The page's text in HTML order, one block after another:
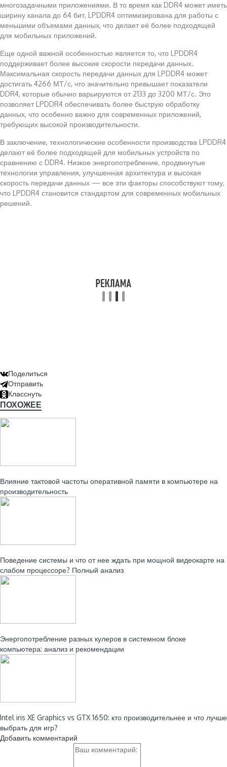
многозадачными приложениями. В то время как DDR4 может иметь
ширину канала до 64 бит, LPDDR4 оптимизирована для работы с
меньшими объемами данных, что делает её более подходящей
для мобильных приложений.
Еще одной важной особенностью является то, что LPDDR4
поддерживает более высокие скорости передачи данных.
Максимальная скорость передачи данных для LPDDR4 может
достигать 4266 МТ/с, что значительно превышает показатели
DDR4, которые обычно варьируются от 2133 до 3200 МТ/с. Это
позволяет LPDDR4 обеспечивать более быструю обработку
данных, что особенно важно для современных приложений,
требующих высокой производительности.
В заключение, технологические особенности производства LPDDR4
делают её более подходящей для мобильных устройств по
сравнению с DDR4. Низкое энергопотребление, продвинутые
технологии управления, улучшенная архитектура и высокая
скорость передачи данных — все эти факторы способствуют тому,
что LPDDR4 становится стандартом для современных мобильных
решений.
Поделиться
Отправить
Класснуть
ПОХОЖЕЕ
Влияние тактовой частоты оперативной памяти в компьютере на
производительность
Поведение системы и что от нее ждать при мощной видеокарте на
слабом процессоре? Полный анализ
Энергопотребление разных кулеров в системном блоке
компьютера: анализ и рекомендации
Intel iris XE Graphics vs GTX 1650: кто производительнее и что лучше
выбрать для игр?
Добавить комментарий